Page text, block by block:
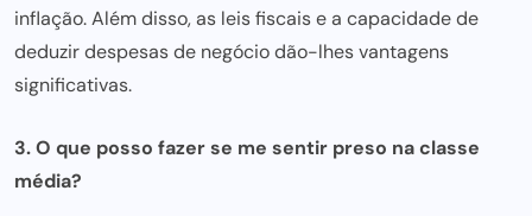
inflação. Além disso, as leis fiscais e a capacidade de
deduzir despesas de negócio dão-lhes vantagens
significativas.
3. O que posso fazer se me sentir preso na classe
média?